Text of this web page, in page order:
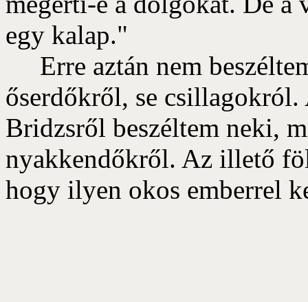
egy kalap."
Erre aztán nem
őserdőkről, se
Bridzsről beszéltem neki,
nyakkendőkről. Az illető
hogy ilyen okos emberrel